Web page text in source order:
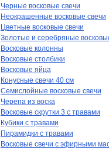
Черные восковые свечи
Неокрашенные восковые свечи
Цветные восковые свечи
Золотые и серебряные
Восковые колонны
Восковые столбики
Восковые яйца
Конусные свечи 40 см
Семислойные восковые свечи
Черепа из воска
Восковые скрутки 3 с травами
Кубики с травами
Пирамидки с травами
Восковые свечи с эфирными